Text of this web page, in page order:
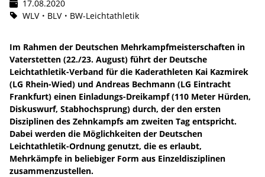
17.08.2020
WLV
BLV BW-Leichtathletik
Im Rahmen der Deutschen Mehrkampfmeisterschaften in
Vaterstetten (22./23. August) führt der Deutsche
Leichtathletik-Verband für die Kaderathleten Kai Kazmirek
(LG Rhein-Wied) und Andreas Bechmann (LG Eintracht
Frankfurt) einen Einladungs-Dreikampf (110 Meter Hürden,
Diskuswurf, Stabhochsprung) durch, der den ersten
Disziplinen des Zehnkampfs am zweiten Tag entspricht.
Dabei werden die Möglichkeiten der Deutschen
Leichtathletik-Ordnung genutzt, die es erlaubt,
Mehrkämpfe in beliebiger Form aus Einzeldisziplinen
zusammenzustellen.